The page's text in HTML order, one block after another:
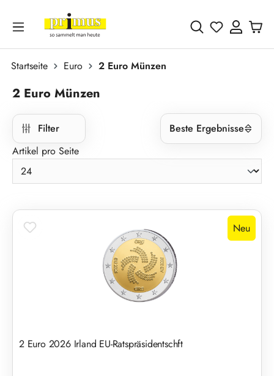
Zum Hauptinhalt springen
Du hast 0
Startseite Euro 2 Euro Münzen
2 Euro Münzen
Filter
Beste Ergebnisse
Artikel pro Seite
Neu
2 Euro 2026 Irland EU-Ratspräsidentschft